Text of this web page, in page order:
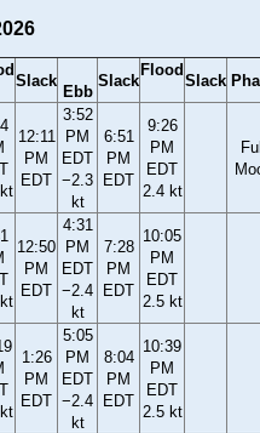
Slack
Ebb
Slack
Flood
Slack
12:11
PM
EDT
3:52
PM
EDT
−2.3
kt
6:51
PM
EDT
9:26
PM
EDT
2.4 kt
12:50
PM
EDT
4:31
PM
EDT
−2.4
kt
7:28
PM
EDT
10:05
PM
EDT
2.5 kt
1:26
PM
EDT
5:05
PM
EDT
−2.4
kt
8:04
PM
EDT
10:39
PM
EDT
2.5 kt